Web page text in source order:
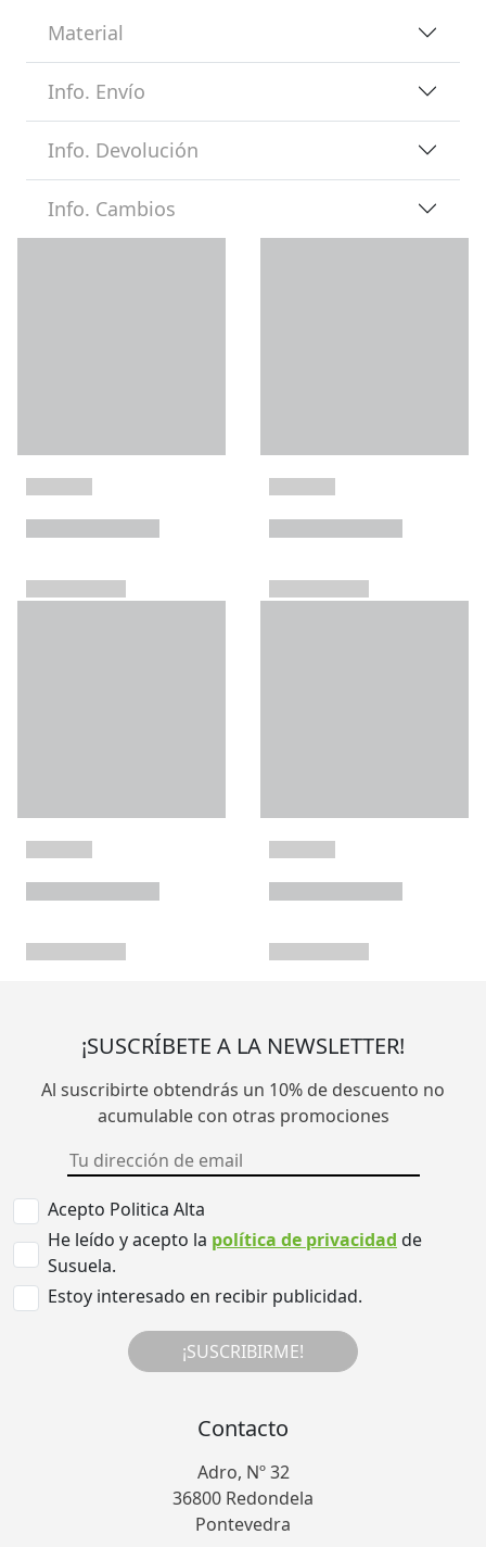
Material
Info. Envío
Info. Devolución
Info. Cambios
¡SUSCRÍBETE A LA NEWSLETTER!
Al suscribirte obtendrás un 10% de descuento no
acumulable con otras promociones
Acepto Politica Alta
He leído y acepto la política de privacidad de
Susuela.
Estoy interesado en recibir publicidad.
¡SUSCRIBIRME!
Contacto
Adro, Nº 32
36800 Redondela
Pontevedra